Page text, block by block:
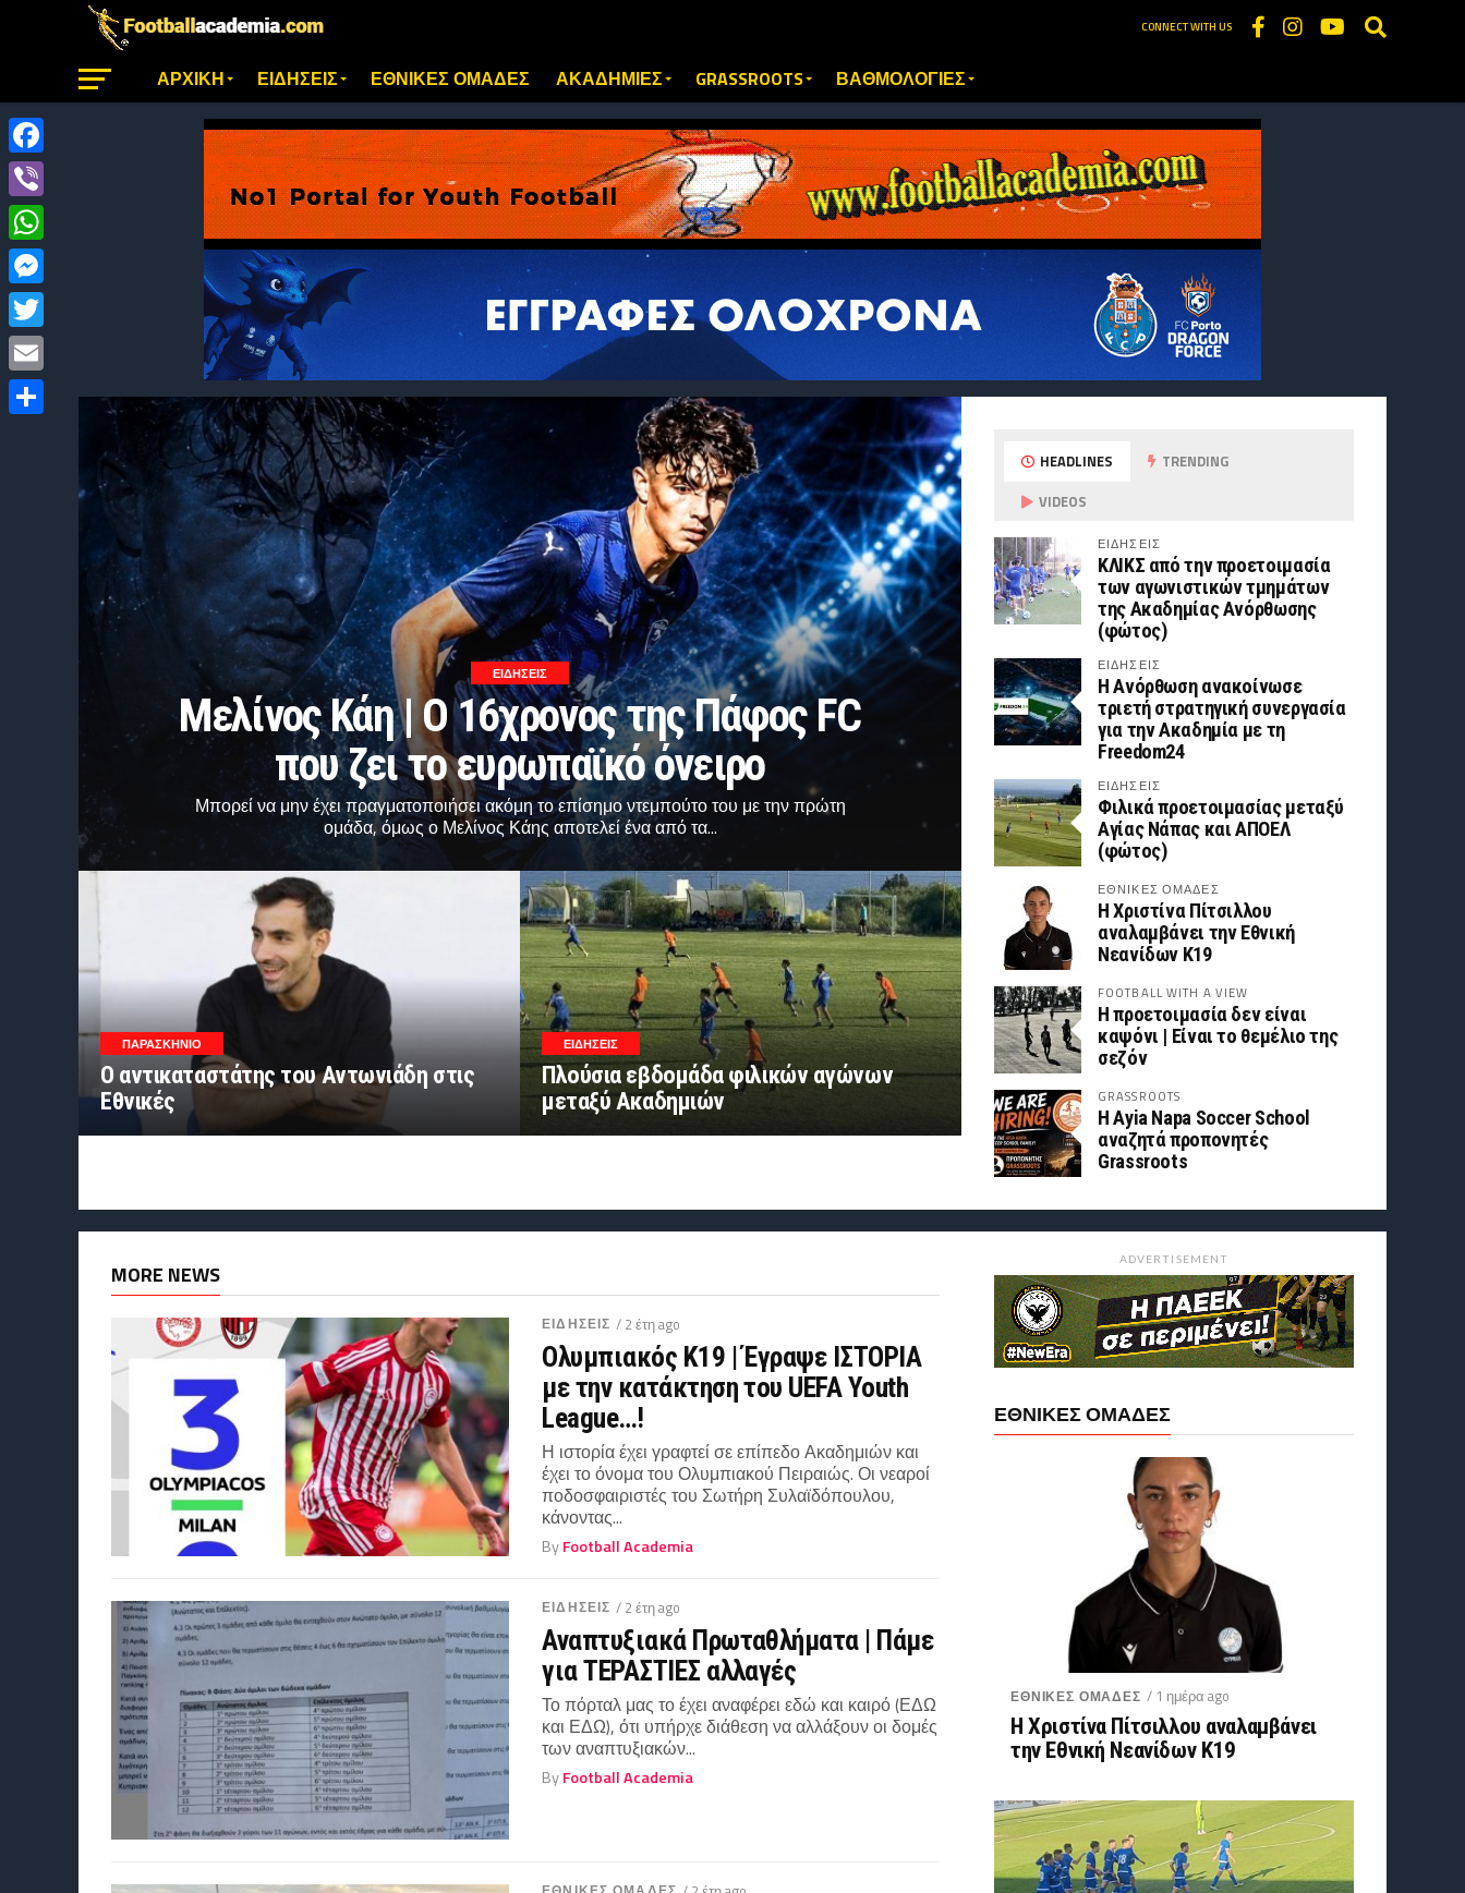
CONNECT WITH US
ΑΡΧΙΚΗ ΕΙΔΗΣΕΙΣ ΕΘΝΙΚΕΣ ΟΜΑΔΕΣ ΑΚΑΔΗΜΙΕΣ GRASSROOTS ΒΑΘΜΟΛΟΓΙΕΣ
ΕΙΔΗΣΕΙΣ
Μελίνος Κάη | Ο 16χρονος της Πάφος FC
που ζει το ευρωπαϊκό όνειρο
Μπορεί να μην έχει πραγματοποιήσει ακόμη το επίσημο ντεμπούτο του με την πρώτη
ομάδα, όμως ο Μελίνος Κάης αποτελεί ένα από τα...
ΠΑΡΑΣΚΉΝΙΟ
Ο αντικαταστάτης του Αντωνιάδη στις
Εθνικές
ΕΙΔΗΣΕΙΣ
Πλούσια εβδομάδα φιλικών αγώνων
μεταξύ Ακαδημιών
HEADLINES
TRENDING
VIDEOS
ΕΙΔΗΣΕΙΣ
ΚΛΙΚΣ από την προετοιμασία
των αγωνιστικών τμημάτων
της Ακαδημίας Ανόρθωσης
(φώτος)
ΕΙΔΗΣΕΙΣ
Η Ανόρθωση ανακοίνωσε
τριετή στρατηγική συνεργασία
για την Ακαδημία με τη
Freedom24
ΕΙΔΗΣΕΙΣ
Φιλικά προετοιμασίας μεταξύ
Αγίας Νάπας και ΑΠΟΕΛ
(φώτος)
ΕΘΝΙΚΕΣ ΟΜΑΔΕΣ
Η Χριστίνα Πίτσιλλου
αναλαμβάνει την Εθνική
Νεανίδων Κ19
FOOTBALL WITH A VIEW
Η προετοιμασία δεν είναι
καψόνι | Είναι το θεμέλιο της
σεζόν
GRASSROOTS
Η Ayia Napa Soccer School
αναζητά προπονητές
Grassroots
MORE NEWS
ΕΙΔΗΣΕΙΣ / 2 έτη ago
Ολυμπιακός Κ19 | Έγραψε ΙΣΤΟΡΙΑ
με την κατάκτηση του UEFA Youth
League…!
Η ιστορία έχει γραφτεί σε επίπεδο Ακαδημιών και
έχει το όνομα του Ολυμπιακού Πειραιώς. Οι νεαροί
ποδοσφαιριστές του Σωτήρη Συλαϊδόπουλου,
κάνοντας...
ByFootball Academia
ΕΙΔΗΣΕΙΣ / 2 έτη ago
Αναπτυξιακά Πρωταθλήματα | Πάμε
για ΤΕΡΑΣΤΙΕΣ αλλαγές
Το πόρταλ μας το έχει αναφέρει εδώ και καιρό (ΕΔΩ
και ΕΔΩ), ότι υπήρχε διάθεση να αλλάξουν οι δομές
των αναπτυξιακών...
ByFootball Academia
ADVERTISEMENT
ΕΘΝΙΚΕΣ ΟΜΑΔΕΣ
ΕΘΝΙΚΕΣ ΟΜΑΔΕΣ / 1 ημέρα ago
Η Χριστίνα Πίτσιλλου αναλαμβάνει
την Εθνική Νεανίδων Κ19
Facebook
Viber
WhatsApp
Messenger
Twitter
Email